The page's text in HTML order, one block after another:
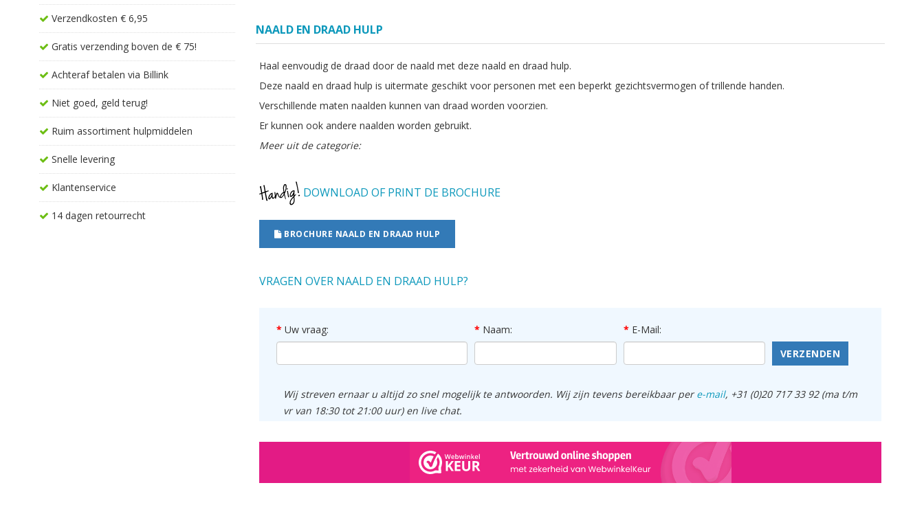
NAALD EN DRAAD HULP
Haal eenvoudig de draad door de naald met deze naald en draad hulp.
Deze naald en draad hulp is uitermate geschikt voor personen met een beperkt gezichtsvermogen of trillende handen.
Verschillende maten naalden kunnen van draad worden voorzien.
Er kunnen ook andere naalden worden gebruikt.
Meer uit de categorie:
DOWNLOAD OF PRINT DE BROCHURE
BROCHURE NAALD EN DRAAD HULP
VRAGEN OVER NAALD EN DRAAD HULP?
Uw vraag: Naam:
E-Mail:
VERZENDEN
Wij streven ernaar u altijd zo snel mogelijk te antwoorden. Wij zijn tevens bereikbaar pere-mail, +31 (0)20 717 33 92 (ma t/m
vr van 18:30 tot 21:00 uur) en live chat.
Verzendkosten € 6,95
Gratis verzending boven de € 75!
Achteraf betalen via Billink
Niet goed, geld terug!
Ruim assortiment hulpmiddelen
Snelle levering
Klantenservice
14 dagen retourrecht